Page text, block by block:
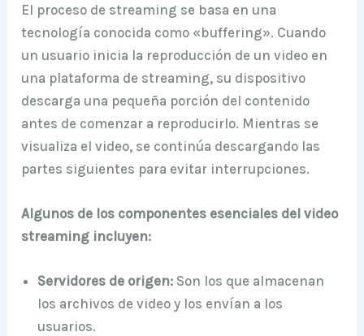
El proceso de streaming se basa en una
tecnología conocida como «buffering». Cuando
un usuario inicia la reproducción de un video en
una plataforma de streaming, su dispositivo
descarga una pequeña porción del contenido
antes de comenzar a reproducirlo. Mientras se
visualiza el video, se continúa descargando las
partes siguientes para evitar interrupciones.
Algunos de los componentes esenciales del video
streaming incluyen:
Servidores de origen: Son los que almacenan
los archivos de video y los envían a los
usuarios.